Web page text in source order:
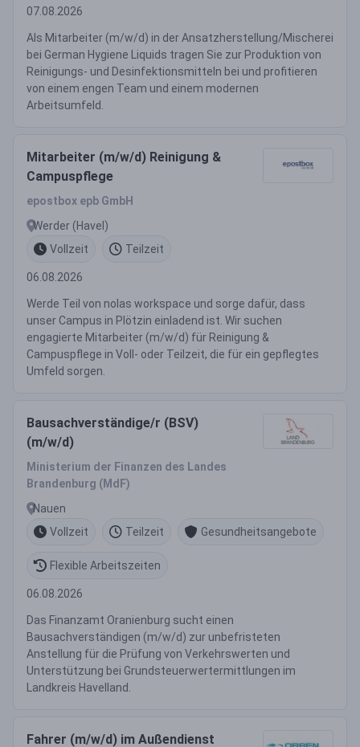
07.08.2026
Als Mitarbeiter (m/w/d) in der Ansatzherstellung/Mischerei
bei German Hygiene Liquids tragen Sie zur Produktion von
Reinigungs- und Desinfektionsmitteln bei und profitieren
von einem engen Team und einem modernen
Arbeitsumfeld.
Mitarbeiter (m/w/d) Reinigung &
Campuspflege
epostbox epb GmbH
Werder (Havel)
Vollzeit
Teilzeit
06.08.2026
Werde Teil von nolas workspace und sorge dafür, dass
unser Campus in Plötzin einladend ist. Wir suchen
engagierte Mitarbeiter (m/w/d) für Reinigung &
Campuspflege in Voll- oder Teilzeit, die für ein gepflegtes
Umfeld sorgen.
Bausachverständige/r (BSV)
(m/w/d)
Ministerium der Finanzen des Landes
Brandenburg (MdF)
Nauen
Vollzeit
Teilzeit Gesundheitsangebote
Flexible Arbeitszeiten
06.08.2026
Das Finanzamt Oranienburg sucht einen
Bausachverständigen (m/w/d) zur unbefristeten
Anstellung für die Prüfung von Verkehrswerten und
Unterstützung bei Grundsteuerwertermittlungen im
Landkreis Havelland.
Fahrer (m/w/d) im Außendienst